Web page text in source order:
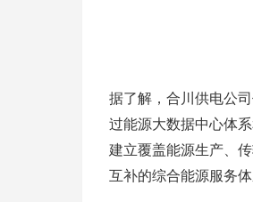
据了解，合川供电公
过能源大数据中心体
建立覆盖能源生产、
互补的综合能源服务